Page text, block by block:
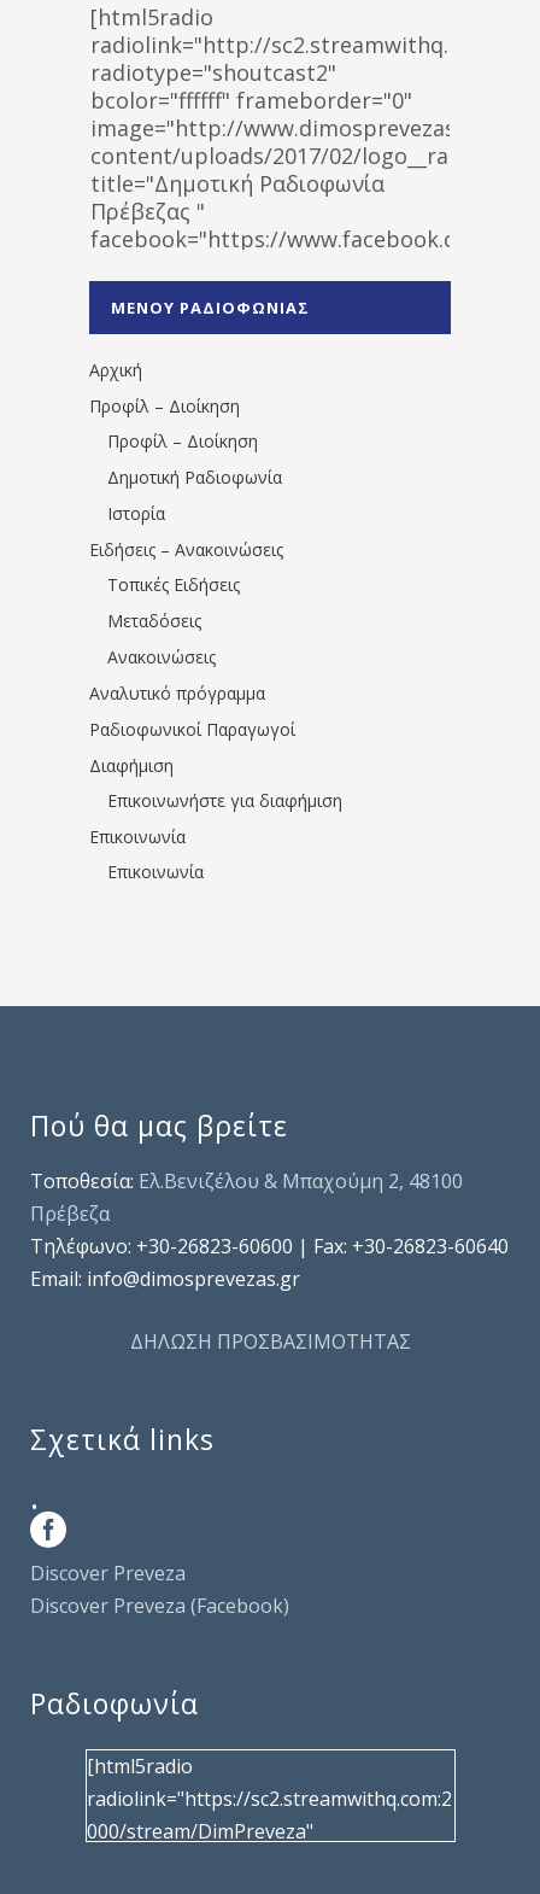
[html5radio
radiolink="http://
radiotype="shoutcast2"
bcolor="ffffff" frameborder="0"
image="http://www.dimosprevezas.gr/wp-
content/uploads/2017/02/
title="Δημοτική Ραδιοφωνία
Πρέβεζας "
facebook="https://www.facebook.com/
1531194763766854/" artist="" ]
ΜΕΝΟΥ ΡΑΔΙΟΦΩΝΙΑΣ
Αρχική
Προφίλ – Διοίκηση
Προφίλ – Διοίκηση
Δημοτική Ραδιοφωνία
Ιστορία
Ειδήσεις – Ανακοινώσεις
Τοπικές Ειδήσεις
Μεταδόσεις
Ανακοινώσεις
Αναλυτικό πρόγραμμα
Ραδιοφωνικοί Παραγωγοί
Διαφήμιση
Επικοινωνήστε για διαφήμιση
Επικοινωνία
Επικοινωνία
Πού θα μας βρείτε
Τοποθεσία: Ελ.Βενιζέλου & Μπαχούμη 2, 48100
Πρέβεζα
Τηλέφωνo: +30-26823-60600 | Fax: +30-26823-60640
Email: info@dimosprevezas.gr
ΔΗΛΩΣΗ ΠΡΟΣΒΑΣΙΜΟΤΗΤΑΣ
Σχετικά links
.
Discover Preveza
Discover Preveza (Facebook)
Ραδιοφωνία
[html5radio
radiolink="https://sc2.streamwithq.com:2
000/stream/DimPreveza"